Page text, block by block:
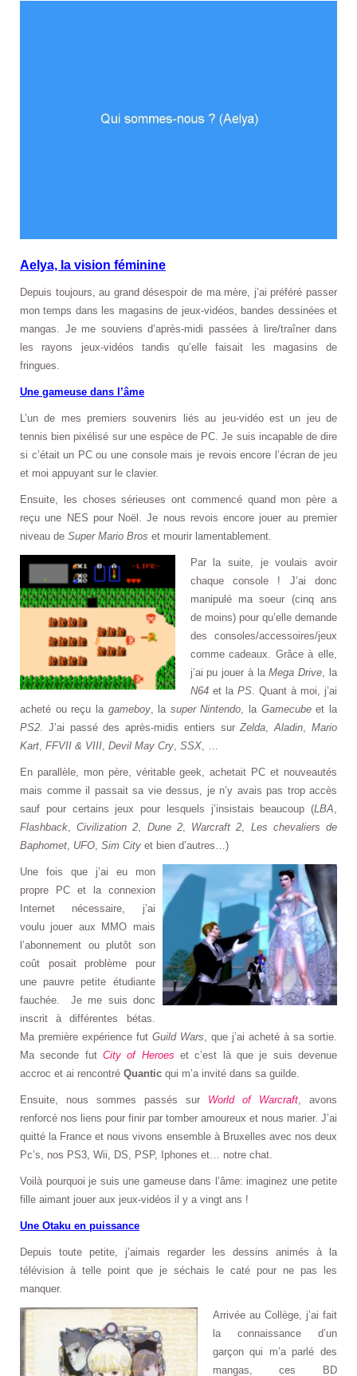
Aelya, la vision féminine
Depuis toujours, au grand désespoir de ma mère, j’ai préféré passer
mon temps dans les magasins de jeux-vidéos, bandes dessinées et
mangas. Je me souviens d’après-midi passées à lire/traîner dans
les rayons jeux-vidéos tandis qu’elle faisait les magasins de
fringues.
Une gameuse dans l’âme
L’un de mes premiers souvenirs liés au jeu-vidéo est un jeu de
tennis bien pixélisé sur une espèce de PC. Je suis incapable de dire
si c’était un PC ou une console mais je revois encore l’écran de jeu
et moi appuyant sur le clavier.
Ensuite, les choses sérieuses ont commencé quand mon père a
reçu une NES pour Noël. Je nous revois encore jouer au premier
niveau de Super Mario Bros et mourir lamentablement.
Par la suite, je voulais avoir
chaque console ! J’ai donc
manipulé ma soeur (cinq ans
de moins) pour qu’elle demande
des consoles/accessoires/jeux
comme cadeaux. Grâce à elle,
j’ai pu jouer à laMega Drive , la
N64et la PS. Quant à moi, j’ai
acheté ou reçu la gameboy, la super Nintendo , la Gamecubeet la
PS2 . J’ai passé des après-midis entiers surZelda ,Aladin ,Mario
Kart FFVII & VIII Devil May Cry SSX
En parallèle, mon père, véritable geek, achetait PC et nouveautés
mais comme il passait sa vie dessus, je n’y avais pas trop accès
sauf pour certains jeux pour lesquels j’insistais beaucoup (LBA
Flashback ,Civilization 2 Dune 2, Warcraft 2
Les chevaliers de
Baphomet UFO Sim City et bien d’autres…)
Une fois que j’ai eu mon
propre PC et la connexion
Internet nécessaire, j’ai
voulu jouer aux MMO mais
l’abonnement ou plutôt son
coût posait problème pour
une pauvre petite étudiante
fauchée. Je me suis donc
inscrit à différentes bétas.
Ma première expérience fut Guild Wars , que j’ai acheté à sa sortie.
Ma seconde fut City of Heroes et c’est là que je suis devenue
accroc et ai rencontré Quantic qui m’a invité dans sa guilde.
Ensuite, nous sommes passés sur World of Warcraft , avons
renforcé nos liens pour finir par tomber amoureux et nous marier. J’ai
quitté la France et nous vivons ensemble à Bruxelles avec nos deux
Pc’s, nos PS3, Wii, DS, PSP, Iphones et… notre chat.
Voilà pourquoi je suis une gameuse dans l’âme: imaginez une petite
fille aimant jouer aux jeux-vidéos il y a vingt ans !
Une Otaku en puissance
Depuis toute petite, j’aimais regarder les dessins animés à la
télévision à telle point que je séchais le caté pour ne pas les
manquer.
Arrivée au Collège, j’ai fait
la connaissance d’un
garçon qui m’a parlé des
mangas, ces BD